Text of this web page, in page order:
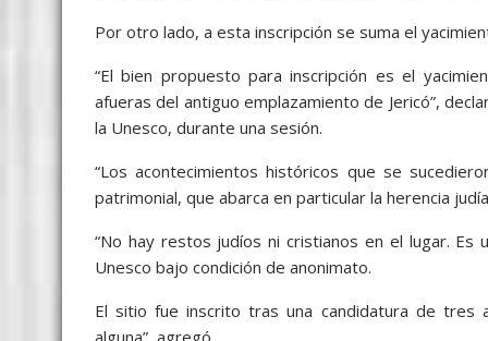
Por otro lado, a esta inscripción se suma el
“El bien propuesto para inscripción es el
afueras del antiguo emplazamiento de Jericó”,
la Unesco, durante una sesión.
“Los acontecimientos históricos que se
patrimonial, que abarca en particular la herencia
“No hay restos judíos ni cristianos en el lugar.
Unesco bajo condición de anonimato.
El sitio fue inscrito tras una candidatura de tres
alguna”, agregó.